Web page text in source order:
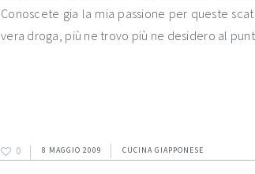
Conoscete gia la mia passione per queste
vera droga, più ne trovo più ne desidero al
0 8 MAGGIO 2009 CUCINA GIAPPONESE